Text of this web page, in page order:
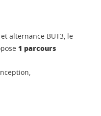
alternance BUT3, le
1 parcours